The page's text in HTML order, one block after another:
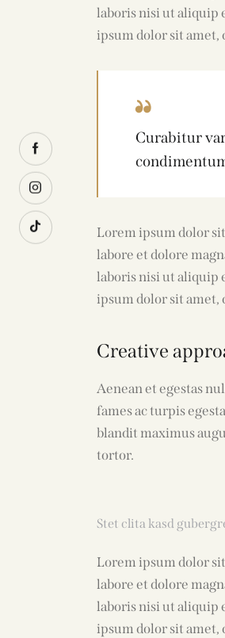
laboris nisi ut aliquip
ipsum dolor sit
Curabitur
Lorem ipsum dolor
labore et dolore
laboris nisi ut aliquip
ipsum dolor sit
Creative
Aenean et egestas
fames ac turpis
blandit maximus
tortor.
Stet clita kasd
Lorem ipsum dolor
labore et dolore
laboris nisi ut aliquip
ipsum dolor sit